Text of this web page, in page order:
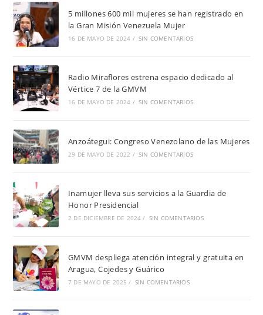
5 millones 600 mil mujeres se han registrado en
la Gran Misión Venezuela Mujer
16 DE MAYO DE 2024 / SIN COMENTARIOS
Radio Miraflores estrena espacio dedicado al
Vértice 7 de la GMVM
16 DE MAYO DE 2024 / SIN COMENTARIOS
Anzoátegui: Congreso Venezolano de las Mujeres
29 DE MAYO DE 2022 / SIN COMENTARIOS
Inamujer lleva sus servicios a la Guardia de
Honor Presidencial
2 DE DICIEMBRE DE 2024 / SIN COMENTARIOS
GMVM despliega atención integral y gratuita en
Aragua, Cojedes y Guárico
7 DE MAYO DE 2025 / SIN COMENTARIOS